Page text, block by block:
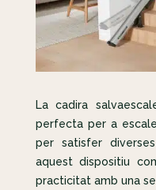
La cadira
perfecta per a
per satisfer
aquest dispositiu
practicitat amb una